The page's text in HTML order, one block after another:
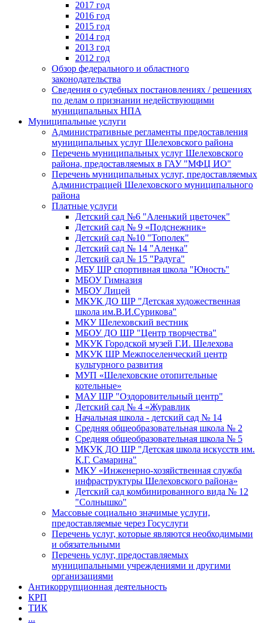
2017 год
2016 год
2015 год
2014 год
2013 год
2012 год
Обзор федерального и областного
законодательства
Сведения о судебных постановлениях / решениях
по делам о признании недействующими
муниципальных НПА
Муниципальные услуги
Административные регламенты предоставления
муниципальных услуг Шелеховского района
Перечень муниципальных услуг Шелеховского
района, предоставляемых в ГАУ "МФЦ ИО"
Перечень муниципальных услуг, предоставляемых
Администрацией Шелеховского муниципального
района
Платные услуги
Детский сад №6 "Аленький цветочек"
Детский сад № 9 «Подснежник»
Детский сад №10 "Тополек"
Детский сад № 14 "Аленка"
Детский сад № 15 "Радуга"
МБУ ШР спортивная школа "Юность"
МБОУ Гимназия
МБОУ Лицей
МКУК ДО ШР "Детская художественная
школа им.В.И.Сурикова"
МКУ Шелеховский вестник
МБОУ ДО ШР "Центр творчества"
МКУК Городской музей Г.И. Шелехова
МКУК ШР Межпоселенческий центр
культурного развития
МУП «Шелеховские отопительные
котельные»
МАУ ШР "Оздоровительный центр"
Детский сад № 4 «Журавлик
Начальная школа - детский сад № 14
Средняя общеобразовательная школа № 2
Средняя общеобразовательная школа № 5
МКУК ДО ШР "Детская школа искусств им.
К.Г. Самарина"
МКУ «Инженерно-хозяйственная служба
инфраструктуры Шелеховского района»
Детский сад комбинированного вида № 12
"Солнышко"
Массовые социально значимые услуги,
предоставляемые через Госуслуги
Перечень услуг, которые являются необходимыми
и обязательными
Перечень услуг, предоставляемых
муниципальными учреждениями и другими
организациями
Антикоррупционная деятельность
КРП
ТИК
...